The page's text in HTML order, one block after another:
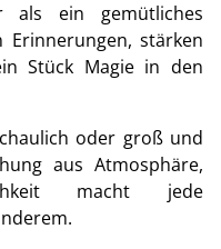
als ein gemütliches
Erinnerungen, stärken
Stück Magie in den
oder groß und
aus Atmosphäre,
macht jede